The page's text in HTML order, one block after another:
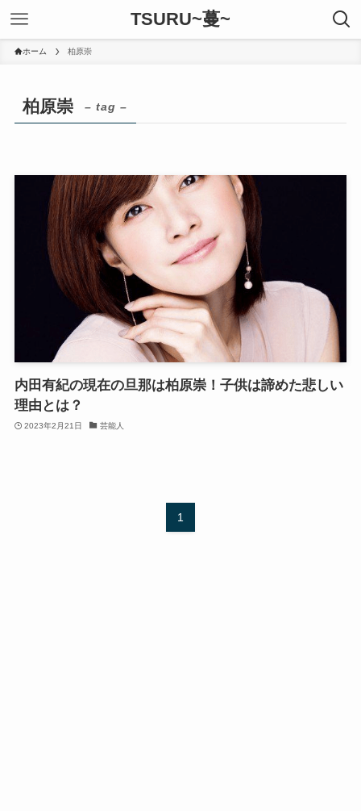
TSURU~蔓~
ホーム 柏原崇
柏原崇 – tag –
内田有紀の現在の旦那は柏原崇！子供は諦めた悲しい
理由とは？
2023年2月21日 芸能人
1